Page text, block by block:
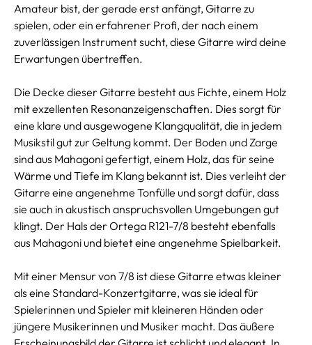
Amateur bist, der gerade erst anfängt, Gitarre zu
spielen, oder ein erfahrener Profi, der nach einem
zuverlässigen Instrument sucht, diese Gitarre wird deine
Erwartungen übertreffen.
Die Decke dieser Gitarre besteht aus Fichte, einem Holz
mit exzellenten Resonanzeigenschaften. Dies sorgt für
eine klare und ausgewogene Klangqualität, die in jedem
Musikstil gut zur Geltung kommt. Der Boden und Zarge
sind aus Mahagoni gefertigt, einem Holz, das für seine
Wärme und Tiefe im Klang bekannt ist. Dies verleiht der
Gitarre eine angenehme Tonfülle und sorgt dafür, dass
sie auch in akustisch anspruchsvollen Umgebungen gut
klingt. Der Hals der Ortega R121-7/8 besteht ebenfalls
aus Mahagoni und bietet eine angenehme Spielbarkeit.
Mit einer Mensur von 7/8 ist diese Gitarre etwas kleiner
als eine Standard-Konzertgitarre, was sie ideal für
Spielerinnen und Spieler mit kleineren Händen oder
jüngere Musikerinnen und Musiker macht. Das äußere